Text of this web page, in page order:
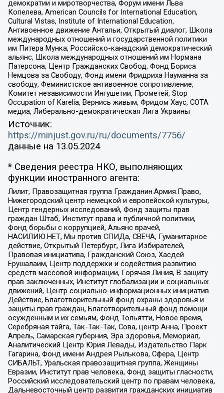
демократии и миротворчества, Форум имени Льва
Копелева, American Councils for International Education,
Cultural Vistas, Institute of International Education,
Антивоенное движение Антальи, Открытый диалог, Школа
международных отношений и государственной политики
им Питера Мунка, Российско-канадский демократический
альянс, Школа международных отношений им Нормана
Патерсона, Центр Гражданских Свобод, Фонд Бориса
Немцова за Свободу, Фонд имени Фридриха Науманна за
свободу, Феминистское антивоенное сопротивление,
Комитет независимости Ингушетии, Прометей, Stop
Occupation of Karelia, Вернись живым, Фридом Хаус, СОТА
медиа, Либерально-демократическая Лига Украины
Источник:
https://minjust.gov.ru/ru/documents/7756/
данные на 13.05.2024
* Сведения реестра НКО, выполняющих
функции иностранного агента:
Лилит, Правозащитная группа Гражданин.Армия.Право,
Нижегородский центр немецкой и европейской культуры,
Центр гендерных исследований, Фонд защиты прав
граждан Штаб, Институт права и публичной политики,
Фонд борьбы с коррупцией, Альянс врачей,
НАСИЛИЮ.НЕТ, Мы против СПИДа, СВЕЧА, Гуманитарное
действие, Открытый Петербург, Лига Избирателей,
Правовая инициатива, Гражданский Союз, Хасдей
Ерушалаим, Центр поддержки и содействия развитию
средств массовой информации, Горячая Линия, В защиту
прав заключенных, Институт глобализации и социальных
движений, Центр социально-информационных инициатив
Действие, Благотворительный фонд охраны здоровья и
защиты прав граждан, Благотворительный фонд помощи
осужденным и их семьям, Фонд Тольятти, Новое время,
Серебряная тайга, Так-Так-Так, Сова, центр Анна, Проект
Апрель, Самарская губерния, Эра здоровья, Мемориал,
Аналитический Центр Юрия Левады, Издательство Парк
Гагарина, Фонд имени Андрея Рылькова, Сфера, Центр
СИБАЛЬТ, Уральская правозащитная группа, Женщины
Евразии, Институт прав человека, Фонд защиты гласности,
Российский исследовательский центр по правам человека,
Дальневосточный центр развития гражданских инициатив